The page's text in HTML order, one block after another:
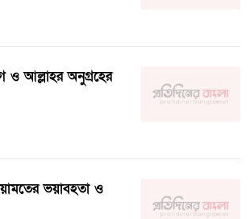
ও আল্লাহর অনুগ্রহের
ভয়াবহতা ও